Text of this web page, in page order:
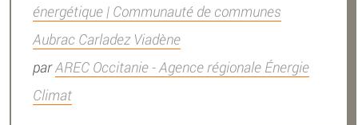
énergétique | Communauté de communes
Aubrac Carladez Viadène
parAREC Occitanie - Agence régionale Énergie
Climat